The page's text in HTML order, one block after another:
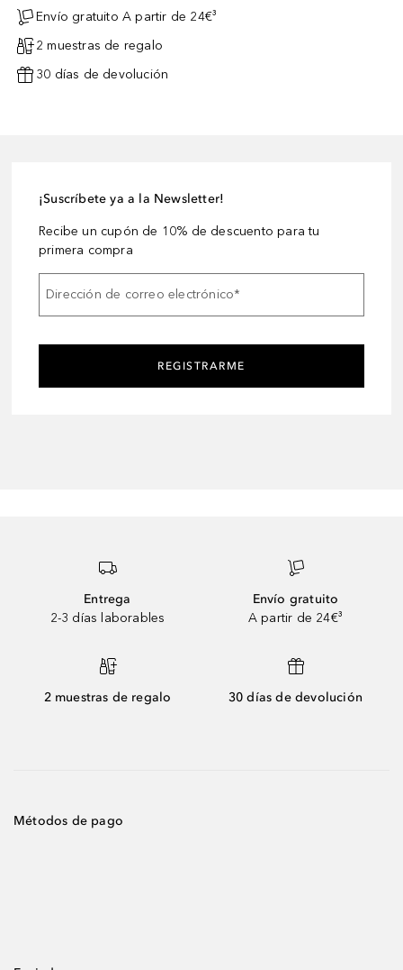
Envío gratuito A partir de 24€³
2 muestras de regalo
30 días de devolución
¡Suscríbete ya a la Newsletter!
Recibe un cupón de 10% de descuento para tu
primera compra
Dirección de correo electrónico*
REGISTRARME
Entrega
2-3 días laborables
Envío gratuito
A partir de 24€³
2 muestras de regalo 30 días de devolución
Métodos de pago